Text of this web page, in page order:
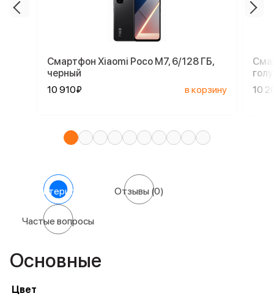
Смартфон Xiaomi Poco M7, 6/128 ГБ,
черный
10 910₽
в корзину
10
Характеристики Отзывы (0)
Частые вопросы
Основные
Цвет